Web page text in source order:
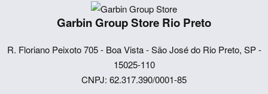
Calçados MasculinosBlazer MasculinoBota
Camisas MasculinasCamiseta Gola Polo Gola PadreBermudas
MocassimAlfaiatariaSapatoManga CurtaAlfaiatariaManga Longa
Garbin Group Store Rio Preto
R. Floriano Peixoto 705 - Boa Vista - São José do Rio Preto, SP -
15025-110
CNPJ: 62.317.390/0001-85